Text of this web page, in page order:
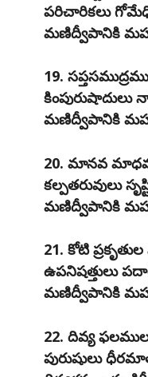
పరిచారికలు
మణిద్వీపానికి
19.
మణిద్వీపానికి
20. మానవ మాధవ
కల్పతరువులు
మణిద్వీపానికి
21. కోటి
ఉపనిషత్తులు
మణిద్వీపానికి
22. దివ్య
పురుషులు